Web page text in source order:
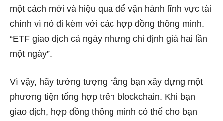
một cách mới và hiệu quả để vận hành lĩnh vực tài
chính vì nó đi kèm với các hợp đồng thông minh.
“ETF giao dịch cả ngày nhưng chỉ định giá hai lần
một ngày”.
Vì vậy, hãy tưởng tượng rằng bạn xây dựng một
phương tiện tổng hợp trên blockchain. Khi bạn
giao dịch, hợp đồng thông minh có thể cho bạn